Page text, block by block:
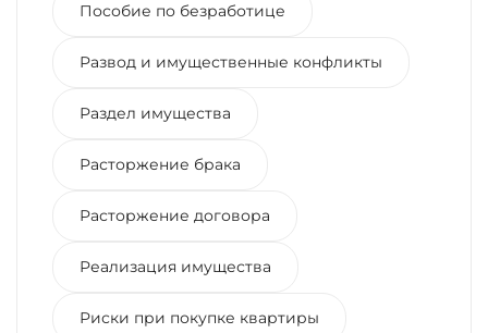
Пособие по безработице
Развод и имущественные конфликты
Раздел имущества
Расторжение брака
Расторжение договора
Реализация имущества
Риски при покупке квартиры